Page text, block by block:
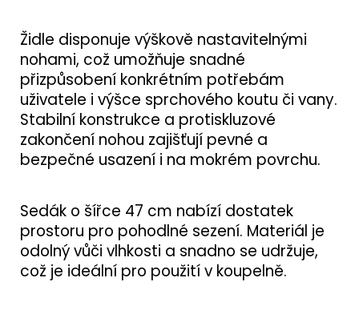
Židle disponuje výškově nastavitelnými
nohami, což umožňuje snadné
přizpůsobení konkrétním potřebám
uživatele i výšce sprchového koutu či vany.
Stabilní konstrukce a protiskluzové
zakončení nohou zajišťují pevné a
bezpečné usazení i na mokrém povrchu.
Sedák o šířce 47 cm nabízí dostatek
prostoru pro pohodlné sezení. Materiál je
odolný vůči vlhkosti a snadno se udržuje,
což je ideální pro použití v koupelně.